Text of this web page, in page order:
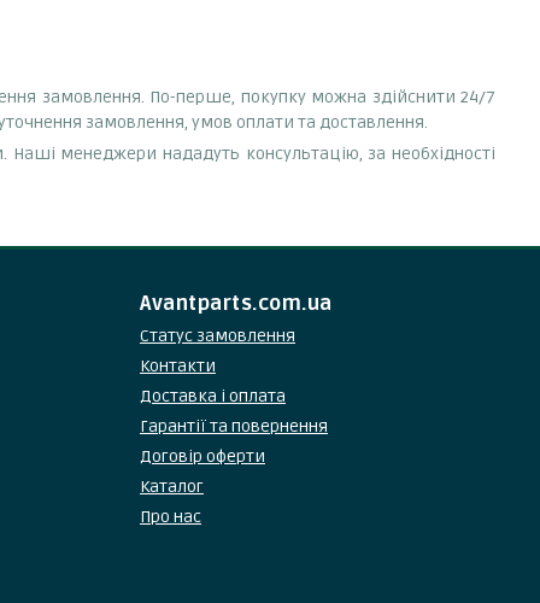
замовлення. По-перше, покупку можна здійснити 24/7
замовлення, умов оплати та доставлення.
менеджери нададуть консультацію, за необхідності
Avantparts.com.ua
Статус замовлення
Контакти
Доставка і оплата
Гарантії та повернення
Договір оферти
Каталог
Про нас